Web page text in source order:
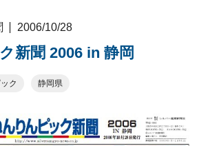
2006/10/28
新聞 2006 in 静岡
ク 静岡県